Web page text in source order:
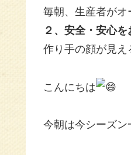
毎朝、生産者がオ
２、安全・安心を
作り手の顔が見え
こんにちは
今朝は今シーズン